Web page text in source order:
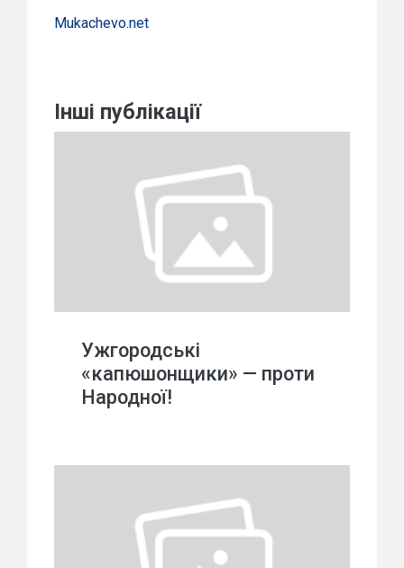
Mukachevo.net
Інші публікації
Ужгородські
«капюшонщики» — проти
Народної!